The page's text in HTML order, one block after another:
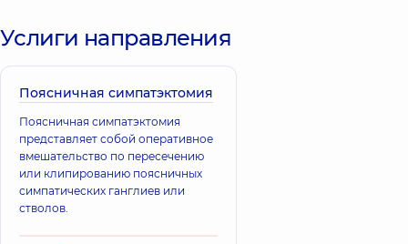
Тимошенко
Дмитрий
Андреевич
Хирург сердечно-
сосудистый,6 лет
Услиги направления
Поясничная симпатэктомия
Поясничная симпатэктомия
представляет собой оперативное
вмешательство по пересечению
или клипированию поясничных
симпатических ганглиев или
стволов.